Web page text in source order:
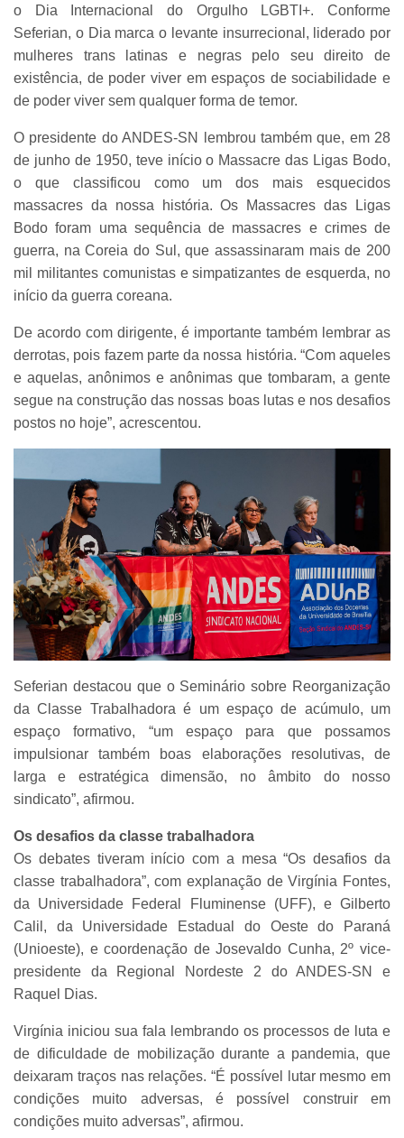
o Dia Internacional do Orgulho LGBTI+. Conforme
Seferian, o Dia marca o levante insurrecional, liderado por
mulheres trans latinas e negras pelo seu direito de
existência, de poder viver em espaços de sociabilidade e
de poder viver sem qualquer forma de temor.
O presidente do ANDES-SN lembrou também que, em 28
de junho de 1950, teve início o Massacre das Ligas Bodo,
o que classificou como um dos mais esquecidos
massacres da nossa história. Os Massacres das Ligas
Bodo foram uma sequência de massacres e crimes de
guerra, na Coreia do Sul, que assassinaram mais de 200
mil militantes comunistas e simpatizantes de esquerda, no
início da guerra coreana.
De acordo com dirigente, é importante também lembrar as
derrotas, pois fazem parte da nossa história. “Com aqueles
e aquelas, anônimos e anônimas que tombaram, a gente
segue na construção das nossas boas lutas e nos desafios
postos no hoje”, acrescentou.
Seferian destacou que o Seminário sobre Reorganização
da Classe Trabalhadora é um espaço de acúmulo, um
espaço formativo, “um espaço para que possamos
impulsionar também boas elaborações resolutivas, de
larga e estratégica dimensão, no âmbito do nosso
sindicato”, afirmou.
Os desafios da classe trabalhadora
Os debates tiveram início com a mesa “Os desafios da
classe trabalhadora”, com explanação de Virgínia Fontes,
da Universidade Federal Fluminense (UFF), e Gilberto
Calil, da Universidade Estadual do Oeste do Paraná
(Unioeste), e coordenação de Josevaldo Cunha, 2º vice-
presidente da Regional Nordeste 2 do ANDES-SN e
Raquel Dias.
Virgínia iniciou sua fala lembrando os processos de luta e
de dificuldade de mobilização durante a pandemia, que
deixaram traços nas relações. “É possível lutar mesmo em
condições muito adversas, é possível construir em
condições muito adversas”, afirmou.